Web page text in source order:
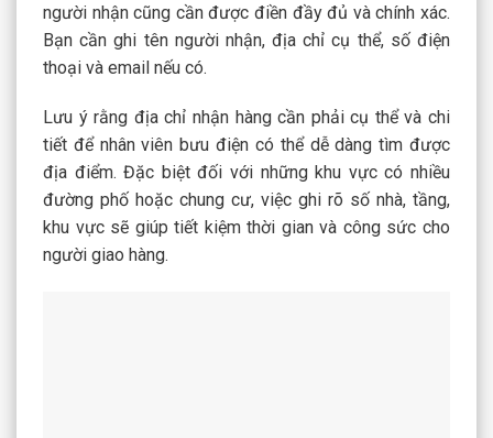
người nhận cũng cần được điền đầy đủ và chính xác.
Bạn cần ghi tên người nhận, địa chỉ cụ thể, số điện
thoại và email nếu có.
Lưu ý rằng địa chỉ nhận hàng cần phải cụ thể và chi
tiết để nhân viên bưu điện có thể dễ dàng tìm được
địa điểm. Đặc biệt đối với những khu vực có nhiều
đường phố hoặc chung cư, việc ghi rõ số nhà, tầng,
khu vực sẽ giúp tiết kiệm thời gian và công sức cho
người giao hàng.